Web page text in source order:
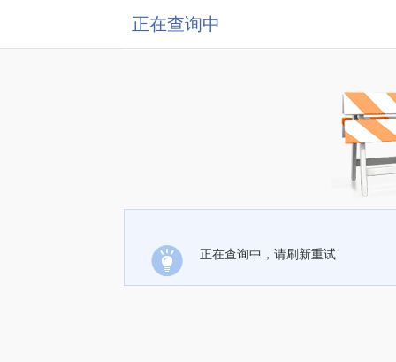
正在查询中
正在查询中，请刷新重试